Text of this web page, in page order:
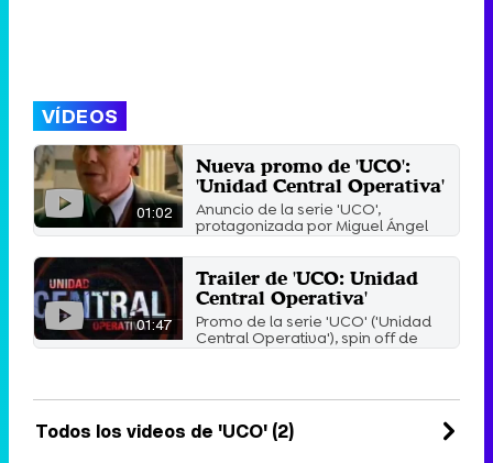
VÍDEOS
01:02
Nueva promo de 'UCO':
'Unidad Central Operativa'
Anuncio de la serie 'UCO',
protagonizada por Miguel Ángel
Solá, y que se estrena este ...
01:47
Trailer de 'UCO: Unidad
Central Operativa'
Promo de la serie 'UCO' ('Unidad
Central Operativa'), spin off de
'Desaparecida', que La ...
Todos los videos de 'UCO' (2)